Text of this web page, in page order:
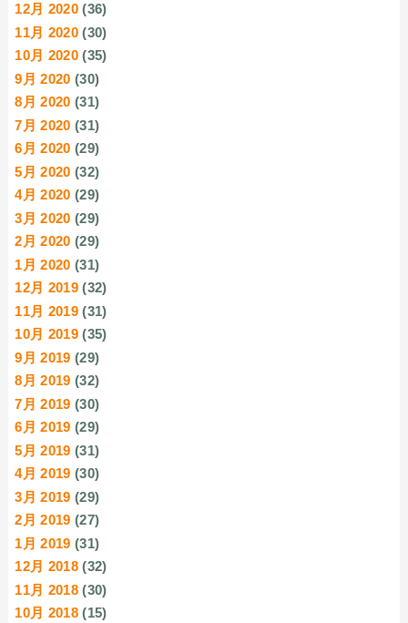
12月 2020 (36)
11月 2020 (30)
10月 2020 (35)
9月 2020 (30)
8月 2020 (31)
7月 2020 (31)
6月 2020 (29)
5月 2020 (32)
4月 2020 (29)
3月 2020 (29)
2月 2020 (29)
1月 2020 (31)
12月 2019 (32)
11月 2019 (31)
10月 2019 (35)
9月 2019 (29)
8月 2019 (32)
7月 2019 (30)
6月 2019 (29)
5月 2019 (31)
4月 2019 (30)
3月 2019 (29)
2月 2019 (27)
1月 2019 (31)
12月 2018 (32)
11月 2018 (30)
10月 2018 (15)